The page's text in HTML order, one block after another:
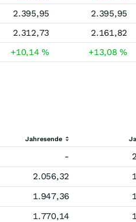
2.395,95 2.395,95
2.312,73 2.161,82
+10,14% +13,08%
Jahresende
-
2.056,32
1.947,36
1.770,14